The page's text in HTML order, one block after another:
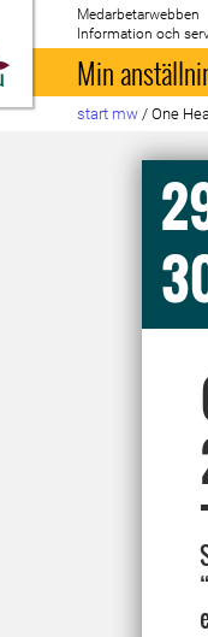
Till startsida
Medarbetarwebben
Information och
Min
start mw / One